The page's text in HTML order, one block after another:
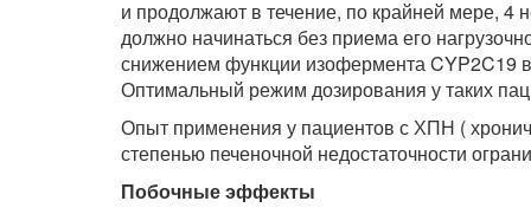
и продолжают в течение, по крайней мере, 4
должно начинаться без приема его
снижением функции изофермента CYP2C19
Оптимальный режим дозирования у таких
Опыт применения у пациентов с ХПН (
степенью печеночной недостаточности
Побочные эффекты